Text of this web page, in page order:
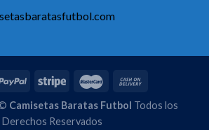
Camisetas Baratas Futbol Todos los
Derechos Reservados